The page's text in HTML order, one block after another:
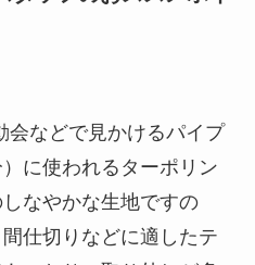
会などで見かけるパイプ
に使われるターポリン
なやかな生地ですの
仕切りなどに適したテ